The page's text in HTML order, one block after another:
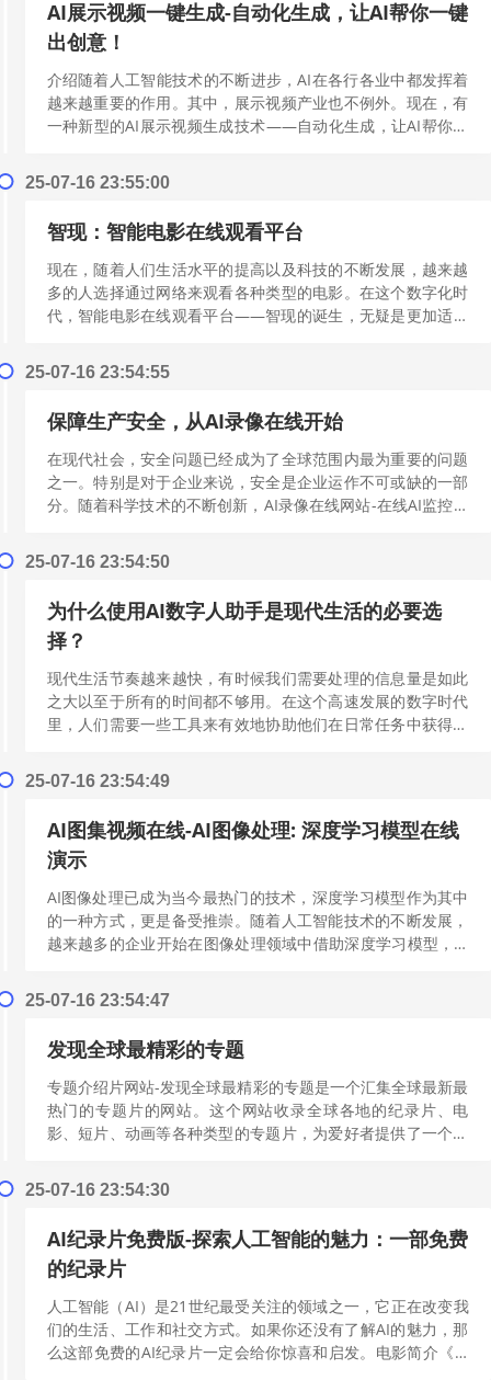
AI展示视频一键生成-自动化生成，让AI帮你一键
出创意！
介绍随着人工智能技术的不断进步，AI在各行各业中都发挥着
越来越重要的作用。其中，展示视频产业也不例外。现在，有
一种新型的AI展示视频生成技术——自动化生成，让AI帮你一
25-07-16 23:55:00
智现：智能电影在线观看平台
现在，随着人们生活水平的提高以及科技的不断发展，越来越
多的人选择通过网络来观看各种类型的电影。在这个数字化时
代，智能电影在线观看平台——智现的诞生，无疑是更加适应
25-07-16 23:54:55
保障生产安全，从AI录像在线开始
在现代社会，安全问题已经成为了全球范围内最为重要的问题
之一。特别是对于企业来说，安全是企业运作不可或缺的一部
分。随着科学技术的不断创新，AI录像在线网站-在线AI监控，
25-07-16 23:54:50
为什么使用AI数字人助手是现代生活的必要选
择？
现代生活节奏越来越快，有时候我们需要处理的信息量是如此
之大以至于所有的时间都不够用。在这个高速发展的数字时代
里，人们需要一些工具来有效地协助他们在日常任务中获得更
25-07-16 23:54:49
AI图集视频在线-AI图像处理: 深度学习模型在线
演示
AI图像处理已成为当今最热门的技术，深度学习模型作为其中
的一种方式，更是备受推崇。随着人工智能技术的不断发展，
越来越多的企业开始在图像处理领域中借助深度学习模型，AI
25-07-16 23:54:47
发现全球最精彩的专题
专题介绍片网站-发现全球最精彩的专题是一个汇集全球最新最
热门的专题片的网站。这个网站收录全球各地的纪录片、电
影、短片、动画等各种类型的专题片，为爱好者提供了一个完
25-07-16 23:54:30
AI纪录片免费版-探索人工智能的魅力：一部免费
的纪录片
人工智能（AI）是21世纪最受关注的领域之一，它正在改变我
们的生活、工作和社交方式。如果你还没有了解AI的魅力，那
么这部免费的AI纪录片一定会给你惊喜和启发。电影简介《AI